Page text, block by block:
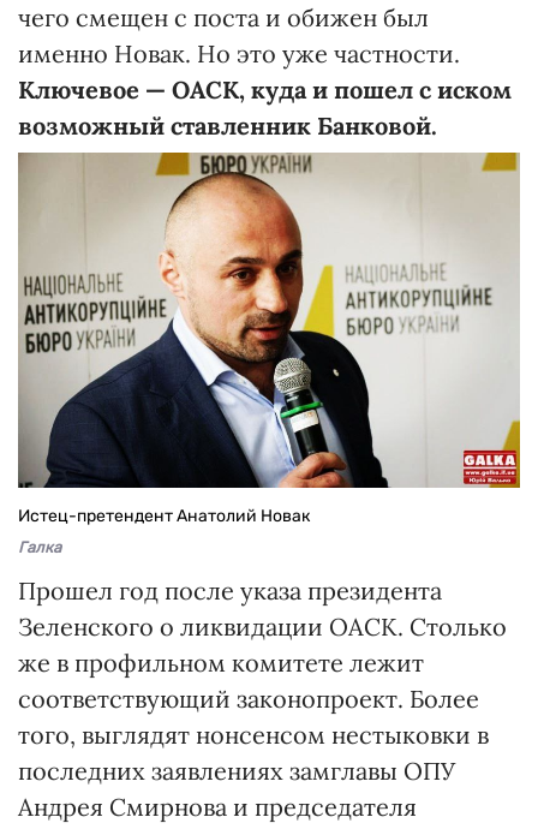
чего смещен с поста и обижен был
именно Новак. Но это уже частности.
Ключевое — ОАСК, куда и пошел с иском
возможный ставленник Банковой.
Истец-претендент Анатолий Новак
Галка
Прошел год после указа президента
Зеленского о ликвидации ОАСК. Столько
же в профильном комитете лежит
соответствующий законопроект. Более
того, выглядят нонсенсом нестыковки в
последних заявлениях замглавы ОПУ
Андрея Смирнова и председателя